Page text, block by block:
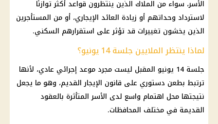
الأسر، سواء من الملاك الذين ينتظرون قواعد أكثر توازنًا
لاسترداد وحداتهم أو زيادة العائد الإيجاري، أو من المستأجرين
الذين يخشون تغييرات قد تؤثر على استقرارهم السكني.
لماذا ينتظر الملايين جلسة 14 يونيو؟
جلسة 14 يونيو المقبل ليست مجرد موعد إجرائي عادي، لأنها
ترتبط بطعن دستوري على قانون الإيجار القديم، وهو ما يجعل
نتيجتها محل اهتمام واسع لدى الأسر المتأثرة بالعقود
القديمة في مختلف المحافظات.